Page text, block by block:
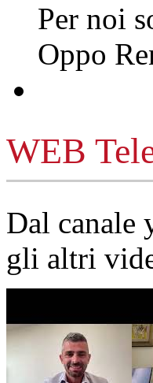
Per noi
Oppo
WEB
Dal
gli altri